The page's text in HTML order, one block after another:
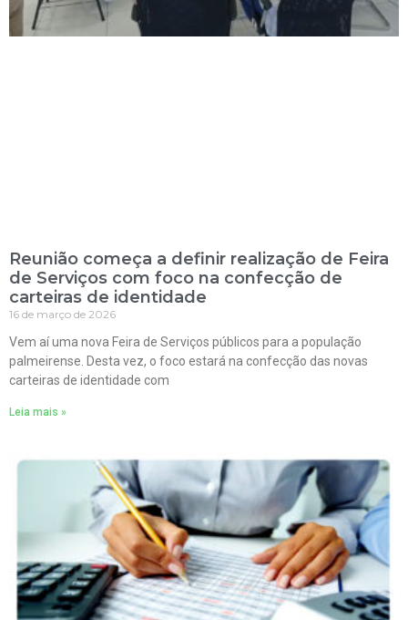
Reunião começa a definir realização de Feira
de Serviços com foco na confecção de
carteiras de identidade
16 de março de 2026
Vem aí uma nova Feira de Serviços públicos para a população
palmeirense. Desta vez, o foco estará na confecção das novas
carteiras de identidade com
Leia mais »